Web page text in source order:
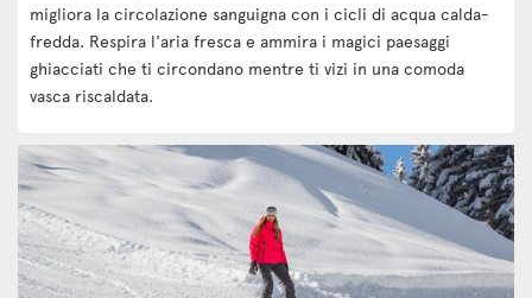
migliora la circolazione sanguigna con i cicli di acqua calda-
fredda. Respira l'aria fresca e ammira i magici paesaggi
ghiacciati che ti circondano mentre ti vizi in una comoda
vasca riscaldata.